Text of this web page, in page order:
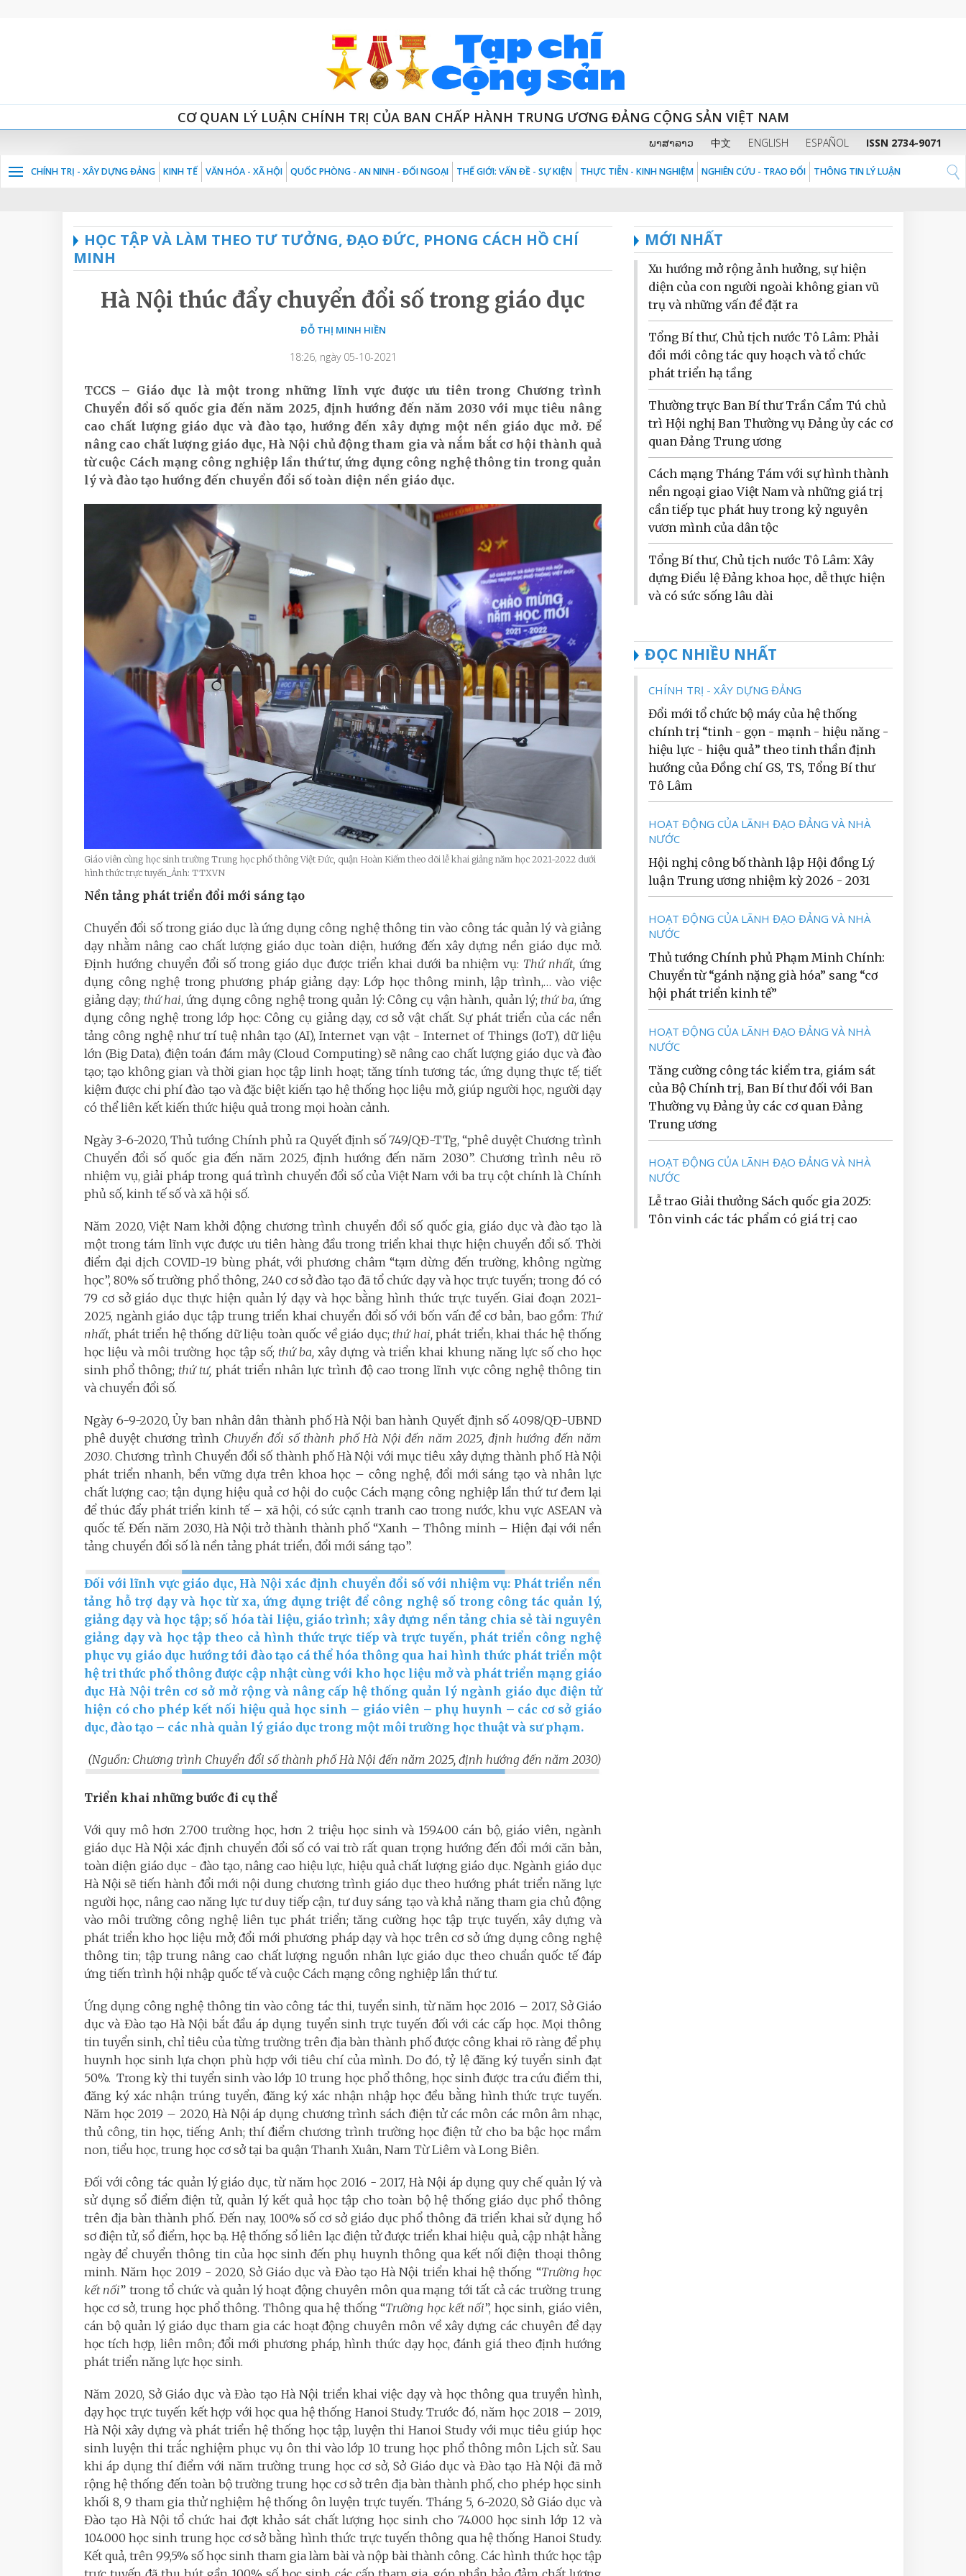
CƠ QUAN LÝ LUẬN CHÍNH TRỊ CỦA BAN CHẤP HÀNH TRUNG ƯƠNG ĐẢNG CỘNG SẢN VIỆT NAM
ພາສາລາວ 中文 ENGLISH ESPAÑOL ISSN 2734-9071
CHÍNH TRỊ - XÂY DỰNG ĐẢNG KINH TẾ VĂN HÓA - XÃ HỘI QUỐC PHÒNG - AN NINH - ĐỐI NGOẠI THẾ GIỚI: VẤN ĐỀ - SỰ KIỆN THỰC TIỄN - KINH NGHIỆM NGHIÊN CỨU - TRAO ĐỔI THÔNG TIN LÝ LUẬN
HỌC TẬP VÀ LÀM THEO TƯ TƯỞNG, ĐẠO ĐỨC, PHONG CÁCH HỒ CHÍ
MINH
Hà Nội thúc đẩy chuyển đổi số trong giáo dục
ĐỖ THỊ MINH HIỀN
18:26, ngày 05-10-2021
TCCS – Giáo dục là một trong những lĩnh vực được ưu tiên trong Chương trình
Chuyển đổi số quốc gia đến năm 2025, định hướng đến năm 2030 với mục tiêu nâng
cao chất lượng giáo dục và đào tạo, hướng đến xây dựng một nền giáo dục mở. Để
nâng cao chất lượng giáo dục, Hà Nội chủ động tham gia và nắm bắt cơ hội thành quả
từ cuộc Cách mạng công nghiệp lần thứ tư, ứng dụng công nghệ thông tin trong quản
lý và đào tạo hướng đến chuyển đổi số toàn diện nền giáo dục.
Giáo viên cùng học sinh trường Trung học phổ thông Việt Đức, quận Hoàn Kiếm theo dõi lễ khai giảng năm học 2021-2022 dưới
hình thức trực tuyến_Ảnh: TTXVN
Nền tảng phát triển đổi mới sáng tạo
Chuyển đổi số trong giáo dục là ứng dụng công nghệ thông tin vào công tác quản lý và giảng
dạy nhằm nâng cao chất lượng giáo dục toàn diện, hướng đến xây dựng nền giáo dục mở.
Định hướng chuyển đổi số trong giáo dục được triển khai dưới ba nhiệm vụ: Thứ nhất,ứng
dụng công nghệ trong phương pháp giảng dạy: Lớp học thông minh, lập trình,… vào việc
giảng dạy; thứ hai, ứng dụng công nghệ trong quản lý: Công cụ vận hành, quản lý; thứ ba, ứng
dụng công nghệ trong lớp học: Công cụ giảng dạy, cơ sở vật chất. Sự phát triển của các nền
tảng công nghệ như trí tuệ nhân tạo (AI), Internet vạn vật - Internet of Things (IoT), dữ liệu
lớn (Big Data), điện toán đám mây (Cloud Computing) sẽ nâng cao chất lượng giáo dục và đào
tạo; tạo không gian và thời gian học tập linh hoạt; tăng tính tương tác, ứng dụng thực tế; tiết
kiệm được chi phí đào tạo và đặc biệt kiến tạo hệ thống học liệu mở, giúp người học, người dạy
có thể liên kết kiến thức hiệu quả trong mọi hoàn cảnh.
Ngày 3-6-2020, Thủ tướng Chính phủ ra Quyết định số 749/QĐ-TTg, “phê duyệt Chương trình
Chuyển đổi số quốc gia đến năm 2025, định hướng đến năm 2030”. Chương trình nêu rõ
nhiệm vụ, giải pháp trong quá trình chuyển đổi số của Việt Nam với ba trụ cột chính là Chính
phủ số, kinh tế số và xã hội số.
Năm 2020, Việt Nam khởi động chương trình chuyển đổi số quốc gia, giáo dục và đào tạo là
một trong tám lĩnh vực được ưu tiên hàng đầu trong triển khai thực hiện chuyển đổi số. Thời
điểm đại dịch COVID-19 bùng phát, với phương châm “tạm dừng đến trường, không ngừng
học”, 80% số trường phổ thông, 240 cơ sở đào tạo đã tổ chức dạy và học trực tuyến; trong đó có
79 cơ sở giáo dục thực hiện quản lý dạy và học bằng hình thức trực tuyến. Giai đoạn 2021-
2025, ngành giáo dục tập trung triển khai chuyển đổi số với bốn vấn đề cơ bản, bao gồm: Thứ
nhất, phát triển hệ thống dữ liệu toàn quốc về giáo dục; thứ hai,phát triển, khai thác hệ thống
học liệu và môi trường học tập số; thứ ba,xây dựng và triển khai khung năng lực số cho học
sinh phổ thông; thứ tư, phát triển nhân lực trình độ cao trong lĩnh vực công nghệ thông tin
và chuyển đổi số.
Ngày 6-9-2020, Ủy ban nhân dân thành phố Hà Nội ban hành Quyết định số 4098/QĐ-UBND
phê duyệt chương trình Chuyển đổi số thành phố Hà Nội đến năm 2025, định hướng đến năm
2030. Chương trình Chuyển đổi số thành phố Hà Nội với mục tiêu xây dựng thành phố Hà Nội
phát triển nhanh, bền vững dựa trên khoa học – công nghệ, đổi mới sáng tạo và nhân lực
chất lượng cao; tận dụng hiệu quả cơ hội do cuộc Cách mạng công nghiệp lần thứ tư đem lại
để thúc đẩy phát triển kinh tế – xã hội, có sức cạnh tranh cao trong nước, khu vực ASEAN và
quốc tế. Đến năm 2030, Hà Nội trở thành thành phố “Xanh – Thông minh – Hiện đại với nền
tảng chuyển đổi số là nền tảng phát triển, đổi mới sáng tạo”.
Đối với lĩnh vực giáo dục, Hà Nội xác định chuyển đổi số với nhiệm vụ: Phát triển nền
tảng hỗ trợ dạy và học từ xa, ứng dụng triệt để công nghệ số trong công tác quản lý,
giảng dạy và học tập; số hóa tài liệu, giáo trình; xây dựng nền tảng chia sẻ tài nguyên
giảng dạy và học tập theo cả hình thức trực tiếp và trực tuyến, phát triển công nghệ
phục vụ giáo dục hướng tới đào tạo cá thể hóa thông qua hai hình thức phát triển một
hệ tri thức phổ thông được cập nhật cùng với kho học liệu mở và phát triển mạng giáo
dục Hà Nội trên cơ sở mở rộng và nâng cấp hệ thống quản lý ngành giáo dục điện tử
hiện có cho phép kết nối hiệu quả học sinh – giáo viên – phụ huynh – các cơ sở giáo
dục, đào tạo – các nhà quản lý giáo dục trong một môi trường học thuật và sư phạm.
(Nguồn: Chương trình Chuyển đổi số thành phố Hà Nội đến năm 2025, định hướng đến năm 2030)
Triển khai những bước đi cụ thể
Với quy mô hơn 2.700 trường học, hơn 2 triệu học sinh và 159.400 cán bộ, giáo viên, ngành
giáo dục Hà Nội xác định chuyển đổi số có vai trò rất quan trọng hướng đến đổi mới căn bản,
toàn diện giáo dục - đào tạo, nâng cao hiệu lực, hiệu quả chất lượng giáo dục. Ngành giáo dục
Hà Nội sẽ tiến hành đổi mới nội dung chương trình giáo dục theo hướng phát triển năng lực
người học, nâng cao năng lực tư duy tiếp cận, tư duy sáng tạo và khả năng tham gia chủ động
vào môi trường công nghệ liên tục phát triển; tăng cường học tập trực tuyến, xây dựng và
phát triển kho học liệu mở; đổi mới phương pháp dạy và học trên cơ sở ứng dụng công nghệ
thông tin; tập trung nâng cao chất lượng nguồn nhân lực giáo dục theo chuẩn quốc tế đáp
ứng tiến trình hội nhập quốc tế và cuộc Cách mạng công nghiệp lần thứ tư.
Ứng dụng công nghệ thông tin vào công tác thi, tuyển sinh, từ năm học 2016 – 2017, Sở Giáo
dục và Đào tạo Hà Nội bắt đầu áp dụng tuyển sinh trực tuyến đối với các cấp học. Mọi thông
tin tuyển sinh, chỉ tiêu của từng trường trên địa bàn thành phố được công khai rõ ràng để phụ
huynh học sinh lựa chọn phù hợp với tiêu chí của mình. Do đó, tỷ lệ đăng ký tuyển sinh đạt
50%. Trong kỳ thi tuyển sinh vào lớp 10 trung học phổ thông, học sinh được tra cứu điểm thi,
đăng ký xác nhận trúng tuyển, đăng ký xác nhận nhập học đều bằng hình thức trực tuyến.
Năm học 2019 – 2020, Hà Nội áp dụng chương trình sách điện tử các môn các môn âm nhạc,
thủ công, tin học, tiếng Anh; thí điểm chương trình trường học điện tử cho ba bậc học mầm
non, tiểu học, trung học cơ sở tại ba quận Thanh Xuân, Nam Từ Liêm và Long Biên.
Đối với công tác quản lý giáo dục, từ năm học 2016 - 2017, Hà Nội áp dụng quy chế quản lý và
sử dụng sổ điểm điện tử, quản lý kết quả học tập cho toàn bộ hệ thống giáo dục phổ thông
trên địa bàn thành phố. Đến nay, 100% số cơ sở giáo dục phổ thông đã triển khai sử dụng hồ
sơ điện tử, sổ điểm, học bạ. Hệ thống sổ liên lạc điện tử được triển khai hiệu quả, cập nhật hằng
ngày để chuyển thông tin của học sinh đến phụ huynh thông qua kết nối điện thoại thông
minh. Năm học 2019 - 2020, Sở Giáo dục và Đào tạo Hà Nội triển khai hệ thống “Trường học
kết nối” trong tổ chức và quản lý hoạt động chuyên môn qua mạng tới tất cả các trường trung
học cơ sở, trung học phổ thông. Thông qua hệ thống “Trường học kết nối”, học sinh, giáo viên,
cán bộ quản lý giáo dục tham gia các hoạt động chuyên môn về xây dựng các chuyên đề dạy
học tích hợp, liên môn; đổi mới phương pháp, hình thức dạy học, đánh giá theo định hướng
phát triển năng lực học sinh.
Năm 2020, Sở Giáo dục và Đào tạo Hà Nội triển khai việc dạy và học thông qua truyền hình,
dạy học trực tuyến kết hợp với học qua hệ thống Hanoi Study. Trước đó, năm học 2018 – 2019,
Hà Nội xây dựng và phát triển hệ thống học tập, luyện thi Hanoi Study với mục tiêu giúp học
sinh luyện thi trắc nghiệm phục vụ ôn thi vào lớp 10 trung học phổ thông môn Lịch sử. Sau
khi áp dụng thí điểm với năm trường trung học cơ sở, Sở Giáo dục và Đào tạo Hà Nội đã mở
rộng hệ thống đến toàn bộ trường trung học cơ sở trên địa bàn thành phố, cho phép học sinh
khối 8, 9 tham gia thử nghiệm hệ thống ôn luyện trực tuyến. Tháng 5, 6-2020, Sở Giáo dục và
Đào tạo Hà Nội tổ chức hai đợt khảo sát chất lượng học sinh cho 74.000 học sinh lớp 12 và
104.000 học sinh trung học cơ sở bằng hình thức trực tuyến thông qua hệ thống Hanoi Study.
Kết quả, trên 99,5% số học sinh tham gia làm bài và nộp bài thành công. Các hình thức học tập
MỚI NHẤT
Xu hướng mở rộng ảnh hưởng, sự hiện
diện của con người ngoài không gian vũ
trụ và những vấn đề đặt ra
Tổng Bí thư, Chủ tịch nước Tô Lâm: Phải
đổi mới công tác quy hoạch và tổ chức
phát triển hạ tầng
Thường trực Ban Bí thư Trần Cẩm Tú chủ
trì Hội nghị Ban Thường vụ Đảng ủy các cơ
quan Đảng Trung ương
Cách mạng Tháng Tám với sự hình thành
nền ngoại giao Việt Nam và những giá trị
cần tiếp tục phát huy trong kỷ nguyên
vươn mình của dân tộc
Tổng Bí thư, Chủ tịch nước Tô Lâm: Xây
dựng Điều lệ Đảng khoa học, dễ thực hiện
và có sức sống lâu dài
ĐỌC NHIỀU NHẤT
CHÍNH TRỊ - XÂY DỰNG ĐẢNG
Đổi mới tổ chức bộ máy của hệ thống
chính trị “tinh - gọn - mạnh - hiệu năng -
hiệu lực - hiệu quả” theo tinh thần định
hướng của Đồng chí GS, TS, Tổng Bí thư
Tô Lâm
HOẠT ĐỘNG CỦA LÃNH ĐẠO ĐẢNG VÀ NHÀ
NƯỚC
Hội nghị công bố thành lập Hội đồng Lý
luận Trung ương nhiệm kỳ 2026 - 2031
HOẠT ĐỘNG CỦA LÃNH ĐẠO ĐẢNG VÀ NHÀ
NƯỚC
Thủ tướng Chính phủ Phạm Minh Chính:
Chuyển từ “gánh nặng già hóa” sang “cơ
hội phát triển kinh tế”
HOẠT ĐỘNG CỦA LÃNH ĐẠO ĐẢNG VÀ NHÀ
NƯỚC
Tăng cường công tác kiểm tra, giám sát
của Bộ Chính trị, Ban Bí thư đối với Ban
Thường vụ Đảng ủy các cơ quan Đảng
Trung ương
HOẠT ĐỘNG CỦA LÃNH ĐẠO ĐẢNG VÀ NHÀ
NƯỚC
Lễ trao Giải thưởng Sách quốc gia 2025:
Tôn vinh các tác phẩm có giá trị cao